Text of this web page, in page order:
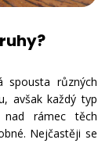
spousta různých
avšak každý typ
rámec těch
Nejčastěji se